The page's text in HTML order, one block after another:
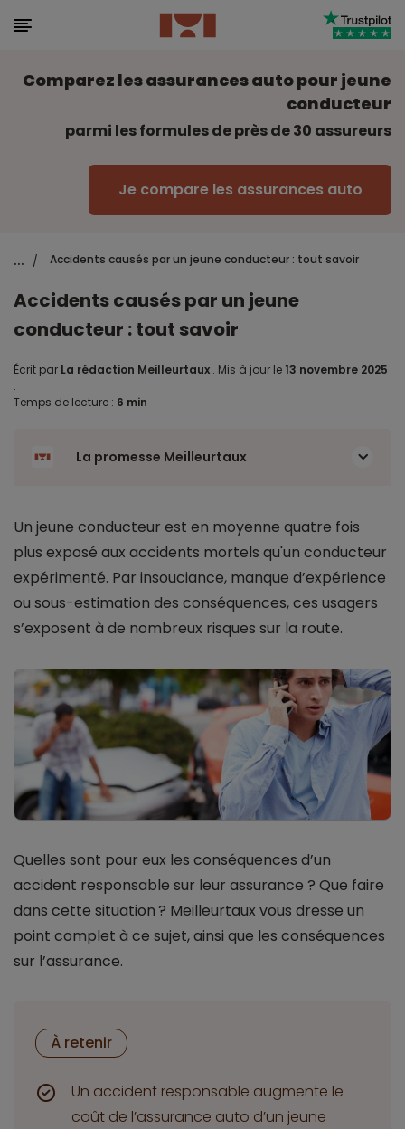
Comparez les assurances auto pour jeune
conducteur
parmi les formules de près de 30 assureurs
Je compare les assurances auto
... / Accidents causés par un jeune conducteur : tout savoir
Accidents causés par un jeune
conducteur : tout savoir
Écrit par La rédaction Meilleurtaux . Mis à jour le 13 novembre 2025
.
Temps de lecture : 6 min
La promesse Meilleurtaux
Un jeune conducteur est en moyenne quatre fois
plus exposé aux accidents mortels qu'un conducteur
expérimenté. Par insouciance, manque d’expérience
ou sous-estimation des conséquences, ces usagers
s’exposent à de nombreux risques sur la route.
Quelles sont pour eux les conséquences d’un
accident responsable sur leur assurance ? Que faire
dans cette situation ? Meilleurtaux vous dresse un
point complet à ce sujet, ainsi que les conséquences
sur l’assurance.
À retenir
Un accident responsable augmente le
coût de l’assurance auto d’un jeune